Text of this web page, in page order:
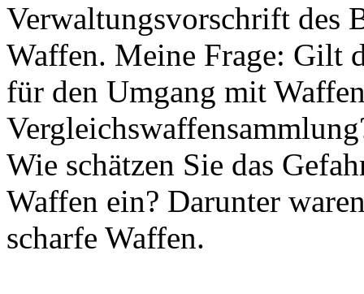
Verwaltungsvorschrift des
Waffen. Meine Frage: Gilt
für den Umgang mit
Wie schätzen Sie das
Waffen ein? Darunter
scharfe Waffen.